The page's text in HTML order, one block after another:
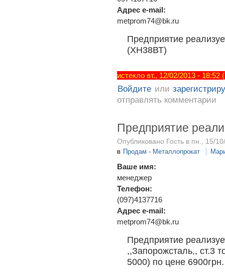
Адрес e-mail:
metprom74@bk.ru
Предприятие
(ХН38ВТ)
истекло вт., 12/02/2013 -
Войдите или
отправлять комментарии
Предприятие
Опубликовано Гость в пн., 15/
в Продам - Металлопрокат
Ваше имя:
менеджер
Телефон:
(097)4137716
Адрес e-mail:
metprom74@bk.ru
Предприятие
,,Запорожсталь,, ст.3
5000) по цене 6900грн.